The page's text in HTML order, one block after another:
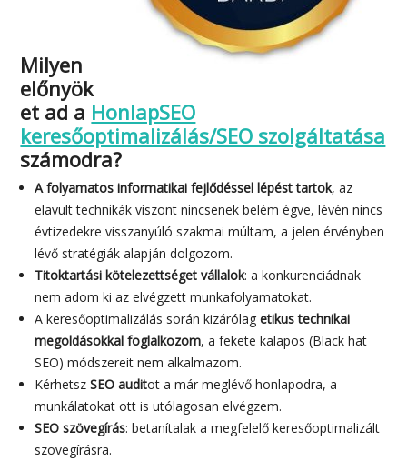
Milyen
előnyök
et ad a HonlapSEO
keresőoptimalizálás/SEO szolgáltatása
számodra?
A folyamatos informatikai fejlődéssel lépést tartok, az
elavult technikák viszont nincsenek belém égve, lévén nincs
évtizedekre visszanyúló szakmai múltam, a jelen érvényben
lévő stratégiák alapján dolgozom.
Titoktartási kötelezettséget vállalok: a konkurenciádnak
nem adom ki az elvégzett munkafolyamatokat.
A keresőoptimalizálás során kizárólagetikus technikai
megoldásokkal foglalkozom, a fekete kalapos (Black hat
SEO) módszereit nem alkalmazom.
KérhetszSEO auditot a már meglévő honlapodra, a
munkálatokat ott is utólagosan elvégzem.
SEO szövegírás: betanítalak a megfelelő keresőoptimalizált
szövegírásra.